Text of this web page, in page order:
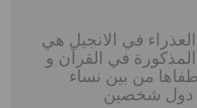
في الانجيل هي
في القرآن و
من بين نساء
دول شخصين